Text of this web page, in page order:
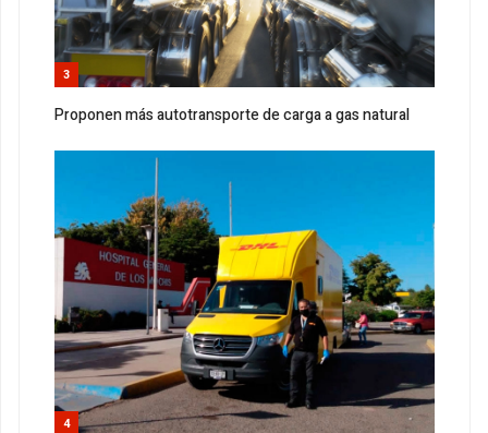
3
Proponen más autotransporte de carga a gas natural
4